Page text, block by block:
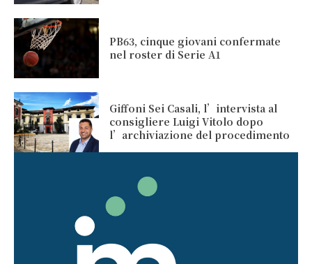
PB63, cinque giovani confermate
nel roster di Serie A1
Giffoni Sei Casali, l’intervista al
consigliere Luigi Vitolo dopo
l’archiviazione del procedimento